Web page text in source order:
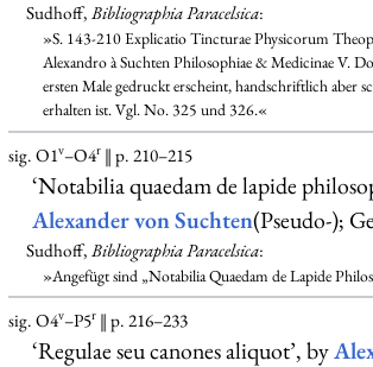
Sudhoff,Bibliographia Paracelsica:
»S. 143-210 Explicatio Tincturae Physicorum
Alexandro à Suchten Philosophiae & Medicinae V.
ersten Male gedruckt erscheint, handschriftlich aber
erhalten ist. Vgl. No. 325 und 326.«
sig. O1v–O4r‖ p. 210–215
‘Notabilia quaedam de lapide
Alexander von Suchten(Pseudo-);
Sudhoff,Bibliographia Paracelsica:
»Angefügt sind „Notabilia Quaedam de Lapide
sig. O4v–P5r‖ p. 216–233
‘Regulae seu canones aliquot’, by